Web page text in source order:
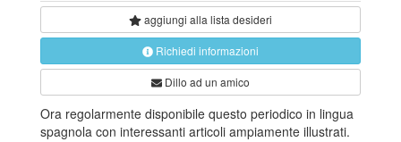
aggiungi alla lista desideri
Richiedi informazioni
Dillo ad un amico
Ora regolarmente disponibile questo periodico in lingua
spagnola con interessanti articoli ampiamente illustrati.